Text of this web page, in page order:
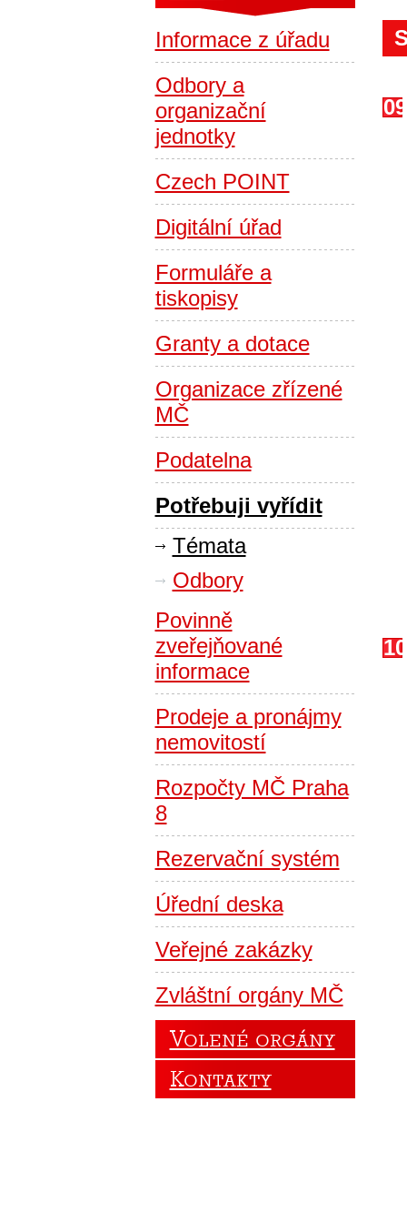
Informace z úřadu
Odbory a
organizační
jednotky
Czech POINT
Digitální úřad
Formuláře a
tiskopisy
Granty a dotace
Organizace zřízené
MČ
Podatelna
Potřebuji vyřídit
Témata
Odbory
Povinně
zveřejňované
informace
Prodeje a pronájmy
nemovitostí
Rozpočty MČ Praha
8
Rezervační systém
Úřední deska
Veřejné zakázky
Zvláštní orgány MČ
Volené orgány
Kontakty
09
10